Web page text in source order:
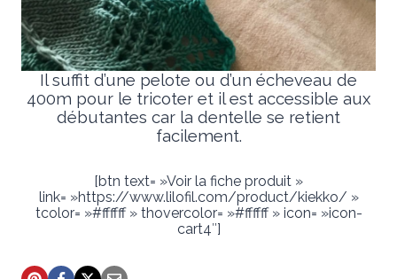
Il suffit d’une pelote ou d’un écheveau de
400m pour le tricoter et il est accessible aux
débutantes car la dentelle se retient
facilement.
[btn text= »Voir la fiche produit »
link= »https://www.lilofil.com/product/kiekko/ »
tcolor= »#ffffff » thovercolor= »#ffffff » icon= »icon-
cart4″]